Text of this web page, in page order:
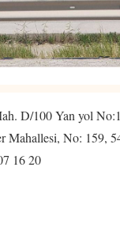
D/100 Yan yol
No: 159,
16 20